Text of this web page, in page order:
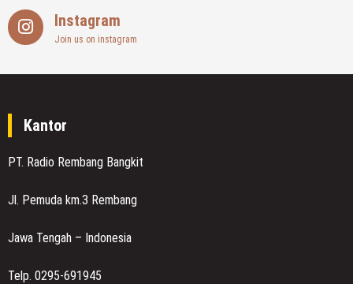
Instagram
Join us on instagram
Kantor
PT. Radio Rembang Bangkit
Jl. Pemuda km.3 Rembang
Jawa Tengah – Indonesia
Telp. 0295-691945